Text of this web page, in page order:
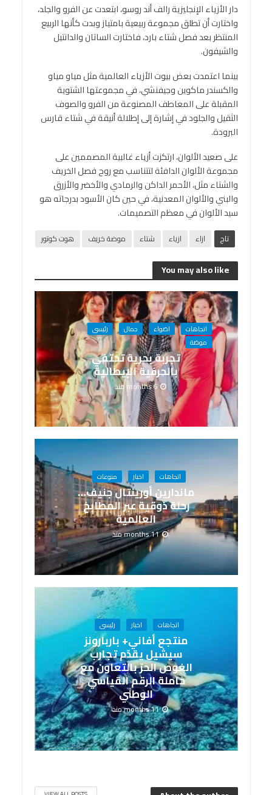
دار الأزياء الإنجليزية رالف أند روسو، ابتعدت عن الفرو والجلد،
واختارت أن تطلق مجموعة ربيعية بامتياز وبدت كأنها الربيع
المنتظر بعد فصل شتاء بارد، فاختارت الساتان والدانتيل
والشيفون.
بينما اعتمدت بعض بيوت الأزياء العالمية مثل مياو مياو
والكسندر ماكوين وجيفنشي، في مجموعتها الشتوية
المقبلة على المعاطف المصنوعة من الفرو والصوف
الثقيل والجلود في إشارة إلى إطلالة أنيقة في شتاء قارس
البرودة.
على صعيد الألوان، ارتكزت أزياء غالبية المصممين على
مجموعة الألوان الدافئة لتتناسب مع روح فصل الخريف
والشتاء مثل، الأحمر الداكن والرمادي والأخضر والأزرق
والبني والألوان المعدنية، في حين كان الأسود بدرجاته هو
سيد الألوان في معظم التصميمات.
تاج ازاء ازياء شتاء موضة خريف هوت كوتور
You may also like
اتجاهات اضواء جمال
رئيسى
موضة
تجربة بحرية تحتفي
بالحِرفية الإيطالية
6 months منذ
اتجاهات اخبار منوعات
ماندارين أورينتال جنيف…
رحلة ذوقية عبر المطابخ
العالمية
11 months منذ
اتجاهات اخبار رئيسى
منتجع أفاني+ باربارونز
سيشيل يقدّم تجارب
الغوص الحرّ بالتعاون مع
حاملة الرقم القياسي
الوطني
11 months منذ